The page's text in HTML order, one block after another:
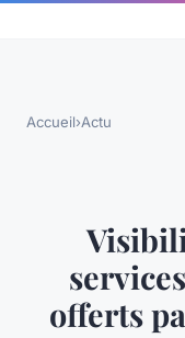
Accueil›Actu
offerts